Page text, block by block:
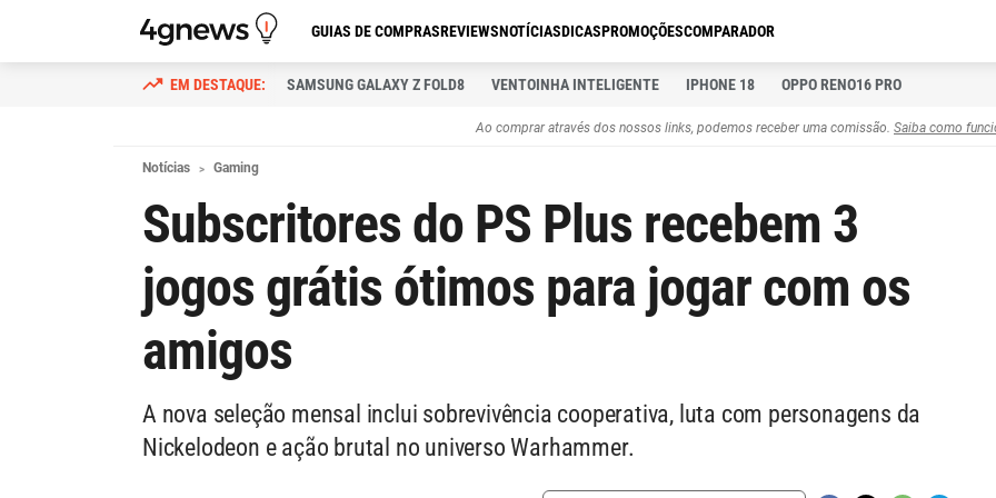
GUIAS DE COMPRASREVIEWSNOTÍCIASDICASPROMOÇÕESCOMPARADOR
SAMSUNG GALAXY Z FOLD8 VENTOINHA INTELIGENTE IPHONE 18 OPPO RENO16 PRO
Ao comprar através dos nossos links, podemos receber uma comissão. Saiba como
Notícias Gaming
Subscritores do PS Plus recebem 3
jogos grátis ótimos para jogar com os
amigos
A nova seleção mensal inclui sobrevivência cooperativa, luta com personagens da
Nickelodeon e ação brutal no universo Warhammer.